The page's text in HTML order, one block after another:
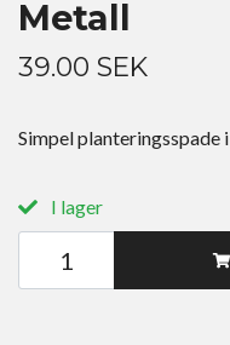
Metall
39.00 SEK
Simpel planteringsspade
I lager